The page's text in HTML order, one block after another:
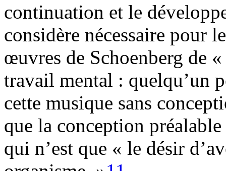
continuation et le
considère nécessaire pour
œuvres de Schoenberg de
travail mental : quelqu’un
cette musique sans
que la conception
qui n’est que « le désir